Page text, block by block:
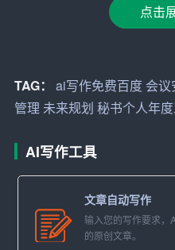
2. 会议安排与记录：全年
整理会议纪要并发送给相关
3. 信息传递与协调：作为公
议反馈给管理层。全年共协
效提升了公司内部的工作效
4. 日常行政事务处理：包
客人的接待、公司环境的
点击
TAG： ai写作免费百度 会议
管理 未来规划 秘书个人年
AI写作工具
文章自动写作
输入您的写作要求，
的原创文章。